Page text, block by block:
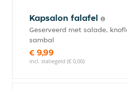
Kapsalon falafel
Geserveerd met salade,
sambal
€ 9,99
incl. statiegeld (€ 0,00)